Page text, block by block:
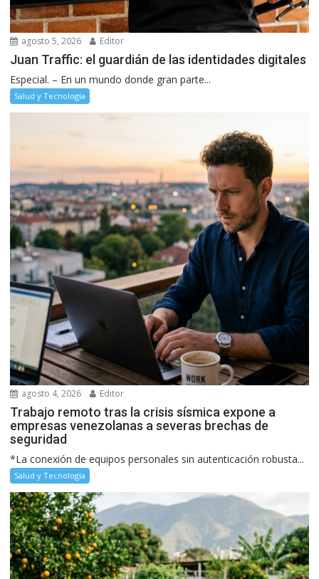
agosto 5, 2026 Editor
Juan Traffic: el guardián de las identidades digitales
Especial. – En un mundo donde gran parte...
Salud y Tecnología
agosto 4, 2026 Editor
Trabajo remoto tras la crisis sísmica expone a
empresas venezolanas a severas brechas de
seguridad
*La conexión de equipos personales sin autenticación robusta...
Salud y Tecnología